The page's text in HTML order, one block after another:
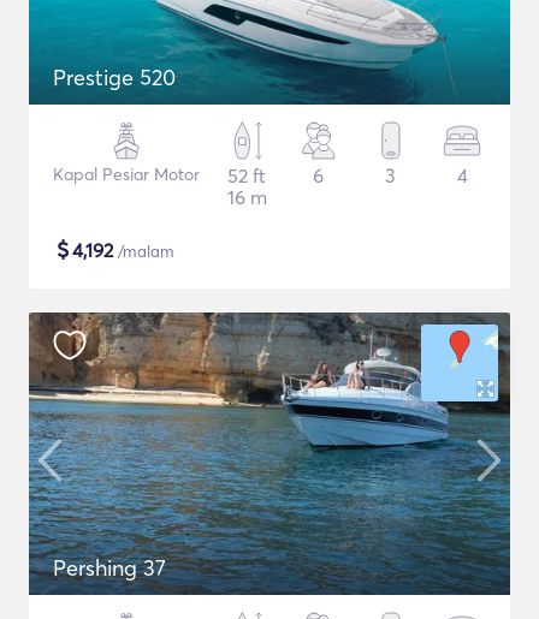
Prestige 520
Kapal Pesiar Motor
52 ft
16 m
6 3 4
$4,192/malam
Pershing 37